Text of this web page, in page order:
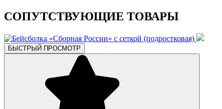
СОПУТСТВУЮЩИЕ ТОВАРЫ
БЫСТРЫЙ ПРОСМОТР